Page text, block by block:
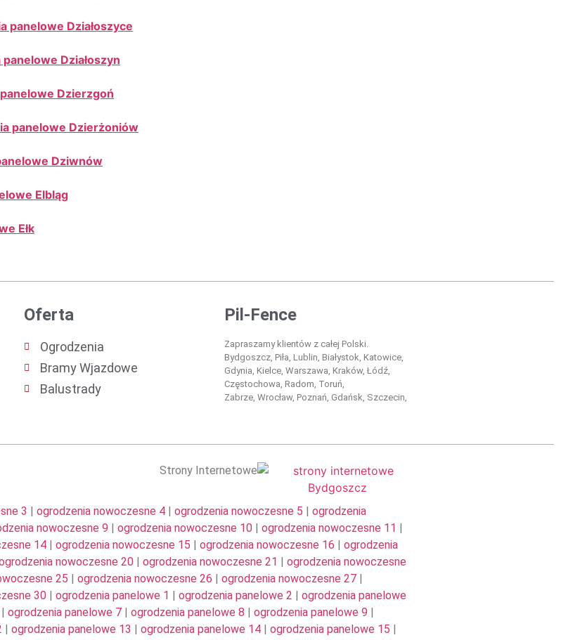
panelowe Działoszyce
Działoszyn
Dzierzgoń
panelowe Dzierżoniów
Dziwnów
Elbląg
Ełk
Oferta
Ogrodzenia
Bramy Wjazdowe
Balustrady
Pil-Fence
Zapraszamy klientów z całej Polski.
Bydgoszcz, Piła, Lublin, Białystok, Katowice,
Gdynia, Kielce, Warszawa, Kraków, Łódź,
Częstochowa, Radom, Toruń,
Zabrze, Wrocław, Poznań, Gdańsk, Szczecin,
Strony Internetowe
3 ogrodzenia nowoczesne 4 ogrodzenia nowoczesne 5
ogrodzenia
nowoczesne 9 ogrodzenia nowoczesne 10 ogrodzenia nowoczesne 11
14 ogrodzenia nowoczesne 15 ogrodzenia nowoczesne 16
ogrodzenia
nowoczesne 20 ogrodzenia nowoczesne 21
ogrodzenia nowoczesne
25 ogrodzenia nowoczesne 26 ogrodzenia nowoczesne 27
30 ogrodzenia panelowe 1 ogrodzenia panelowe 2
ogrodzenia panelowe
ogrodzenia panelowe 7 ogrodzenia panelowe 8 ogrodzenia panelowe 9
ogrodzenia panelowe 13 ogrodzenia panelowe 14 ogrodzenia panelowe 15